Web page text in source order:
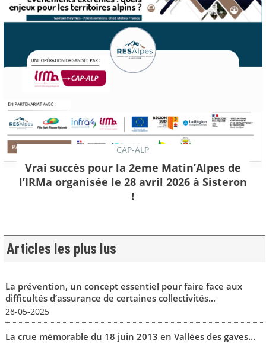
CAP-ALP
Vrai succès pour la 2eme Matin’Alpes de
l’IRMa organisée le 28 avril 2026 à Sisteron
!
Articles les plus lus
La prévention, un concept essentiel pour faire face aux
difficultés d’assurance de certaines collectivités...
28-05-2025
La crue mémorable du 18 juin 2013 en Vallées des gaves...